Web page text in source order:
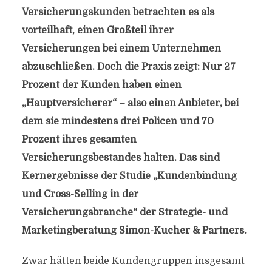
Versicherungskunden betrachten es als
vorteilhaft, einen Großteil ihrer
Versicherungen bei einem Unternehmen
abzuschließen. Doch die Praxis zeigt: Nur 27
Prozent der Kunden haben einen
„Hauptversicherer“ – also einen Anbieter, bei
dem sie mindestens drei Policen und 70
Prozent ihres gesamten
Versicherungsbestandes halten. Das sind
Kernergebnisse der Studie „Kundenbindung
und Cross-Selling in der
Versicherungsbranche“ der Strategie- und
Marketingberatung Simon-Kucher & Partners.
Zwar hätten beide Kundengruppen insgesamt